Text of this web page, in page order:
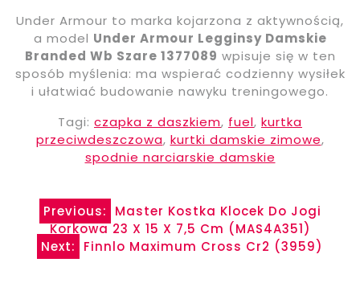
Under Armour to marka kojarzona z aktywnością,
a model Under Armour Legginsy Damskie
Branded Wb Szare 1377089 wpisuje się w ten
sposób myślenia: ma wspierać codzienny wysiłek
i ułatwiać budowanie nawyku treningowego.
Tagi: czapka z daszkiem, fuel, kurtka
przeciwdeszczowa, kurtki damskie zimowe,
spodnie narciarskie damskie
Nawigacja
wpisu
Previous:
Master Kostka Klocek Do Jogi
Korkowa 23 X 15 X 7,5 Cm (MAS4A351)
Next:
Finnlo Maximum Cross Cr2 (3959)